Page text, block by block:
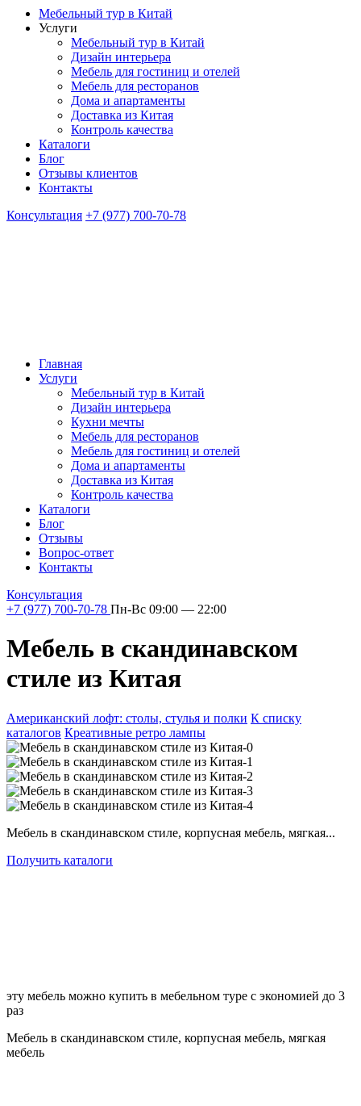
Мебельный тур в Китай
Услуги
Мебельный тур в Китай
Дизайн интерьера
Мебель для гостиниц и отелей
Мебель для ресторанов
Дома и апартаменты
Доставка из Китая
Контроль качества
Каталоги
Блог
Отзывы клиентов
Контакты
Консультация +7 (977) 700-70-78
Главная
Услуги
Мебельный тур в Китай
Дизайн интерьера
Кухни мечты
Мебель для ресторанов
Мебель для гостиниц и отелей
Дома и апартаменты
Доставка из Китая
Контроль качества
Каталоги
Блог
Отзывы
Вопрос-ответ
Контакты
Консультация
+7 (977) 700-70-78 Пн-Вс 09:00 — 22:00
Мебель в скандинавском
стиле из Китая
Американский лофт: столы, стулья и полки К списку
каталогов Креативные ретро лампы
Мебель в скандинавском стиле, корпусная мебель, мягкая...
Получить каталоги
эту мебель можно купить в мебельном туре с экономией до 3
раз
Мебель в скандинавском стиле, корпусная мебель, мягкая
мебель